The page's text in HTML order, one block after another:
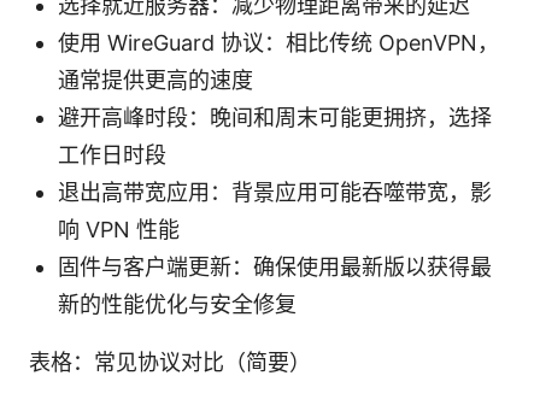
使用 WireGuard 协议：相比传统 OpenVPN，
通常提供更高的速度
避开高峰时段：晚间和周末可能更拥挤，选择
工作日时段
退出高带宽应用：背景应用可能吞噬带宽，影
响 VPN 性能
固件与客户端更新：确保使用最新版以获得最
新的性能优化与安全修复
表格：常见协议对比（简要）